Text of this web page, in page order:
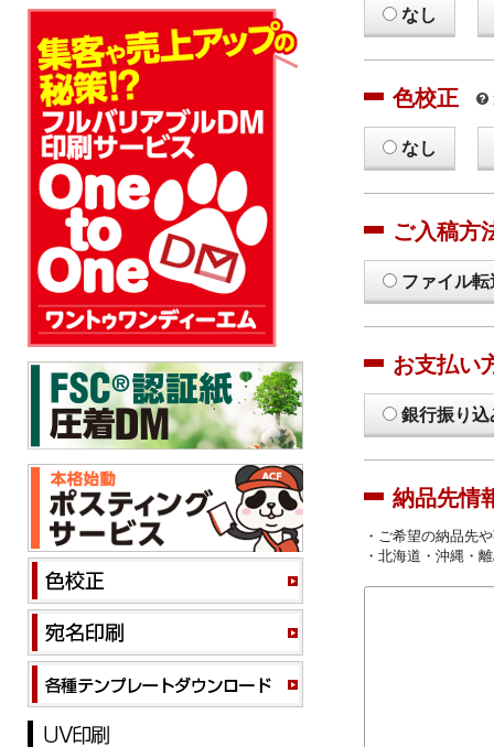
なし
色校正
なし
ご入稿方
ファイル
お支払い
銀行振り込
納品先情
・ご希望の納品先
・北海道・沖縄・